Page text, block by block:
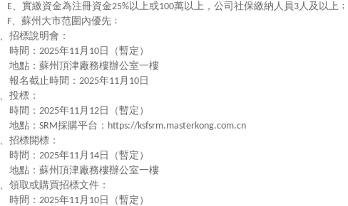
E、實繳資金為注冊資金25%以上或100萬以上，公司社保繳納人員 3人及以上﹔
F、蘇州大市范圍內優先﹔
、招標說明會：
時間： 2025年11月 10 日（暫定）
地點：蘇州頂津廠務樓辦公室一樓
報名截止時間： 2025年11月 10 日
、投標：
時間： 2025年11月 12 日（暫定）
地點： SRM採購平台： https://ksfsrm.masterkong.com.cn
、招標開標：
時間： 2025年11月 14 日（暫定）
地點：蘇州頂津廠務樓辦公室一樓
、領取或購買招標文件：
時間： 2025年11月 10 日（暫定）